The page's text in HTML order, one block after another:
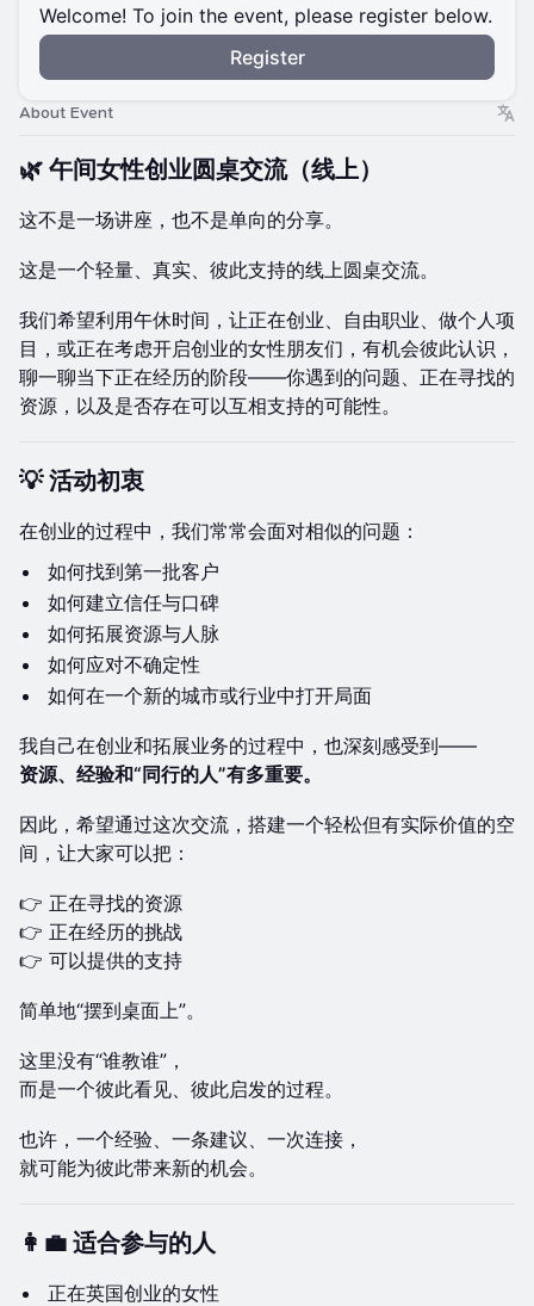
Welcome! To join the event, please register below.
Register
About Event
🌿 午间女性创业圆桌交流（线上）
这不是一场讲座，也不是单向的分享。
这是一个轻量、真实、彼此支持的线上圆桌交流。
我们希望利用午休时间，让正在创业、自由职业、做个人项
目，或正在考虑开启创业的女性朋友们，有机会彼此认识，
聊一聊当下正在经历的阶段——你遇到的问题、正在寻找的
资源，以及是否存在可以互相支持的可能性。
💡 活动初衷
在创业的过程中，我们常常会面对相似的问题：
如何找到第一批客户
如何建立信任与口碑
如何拓展资源与人脉
如何应对不确定性
如何在一个新的城市或行业中打开局面
我自己在创业和拓展业务的过程中，也深刻感受到——
资源、经验和“同行的人”有多重要。
因此，希望通过这次交流，搭建一个轻松但有实际价值的空
间，让大家可以把：
👉 正在寻找的资源
👉 正在经历的挑战
👉 可以提供的支持
简单地“摆到桌面上”。
这里没有“谁教谁”，
而是一个彼此看见、彼此启发的过程。
也许，一个经验、一条建议、一次连接，
就可能为彼此带来新的机会。
👩‍💼 适合参与的人
正在英国创业的女性